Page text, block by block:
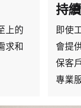
上的
求和
持
即使
會提
保客
專業